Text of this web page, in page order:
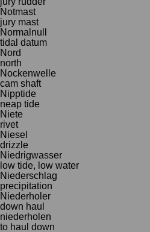
Notmast
jury mast
Normalnull
tidal datum
Nord
north
Nockenwelle
cam shaft
Nipptide
neap tide
Niete
rivet
Niesel
drizzle
Niedrigwasser
low tide, low water
Niederschlag
precipitation
Niederholer
down haul
niederholen
to haul down